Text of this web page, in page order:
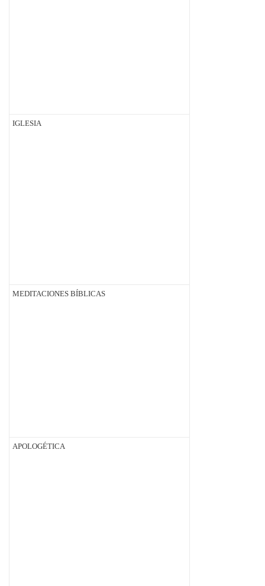
IGLESIA
MEDITACIONES BÍBLICAS
APOLOGÉTICA